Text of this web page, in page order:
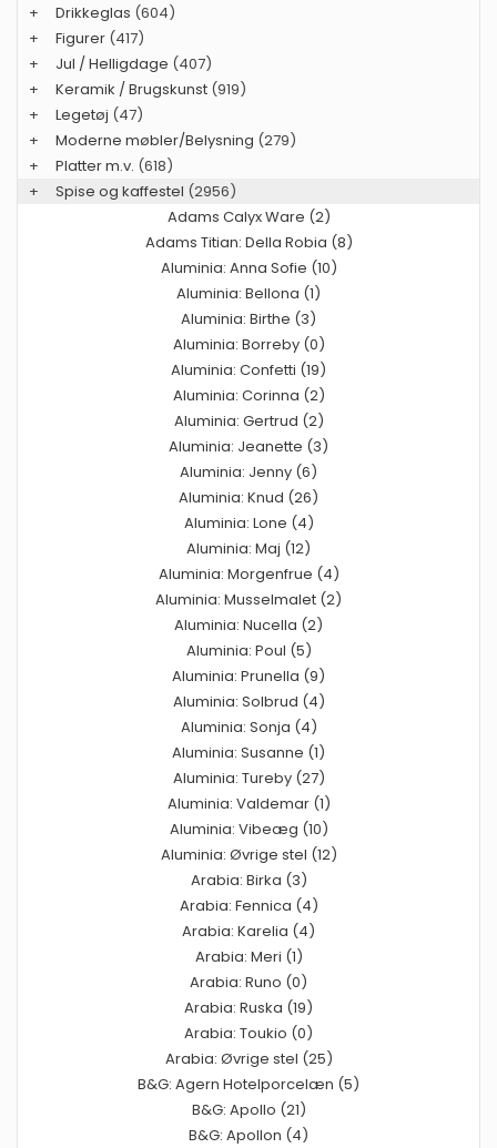
+
Drikkeglas (604)
+
Figurer (417)
+
Jul / Helligdage (407)
+
Keramik / Brugskunst (919)
+
Legetøj (47)
+
Moderne møbler/Belysning (279)
+
Platter m.v. (618)
+
Spise og kaffestel (2956)
Adams Calyx Ware (2)
Adams Titian: Della Robia (8)
Aluminia: Anna Sofie (10)
Aluminia: Bellona (1)
Aluminia: Birthe (3)
Aluminia: Borreby (0)
Aluminia: Confetti (19)
Aluminia: Corinna (2)
Aluminia: Gertrud (2)
Aluminia: Jeanette (3)
Aluminia: Jenny (6)
Aluminia: Knud (26)
Aluminia: Lone (4)
Aluminia: Maj (12)
Aluminia: Morgenfrue (4)
Aluminia: Musselmalet (2)
Aluminia: Nucella (2)
Aluminia: Poul (5)
Aluminia: Prunella (9)
Aluminia: Solbrud (4)
Aluminia: Sonja (4)
Aluminia: Susanne (1)
Aluminia: Tureby (27)
Aluminia: Valdemar (1)
Aluminia: Vibeæg (10)
Aluminia: Øvrige stel (12)
Arabia: Birka (3)
Arabia: Fennica (4)
Arabia: Karelia (4)
Arabia: Meri (1)
Arabia: Runo (0)
Arabia: Ruska (19)
Arabia: Toukio (0)
Arabia: Øvrige stel (25)
B&G: Agern Hotelporcelæn (5)
B&G: Apollo (21)
B&G: Apollon (4)